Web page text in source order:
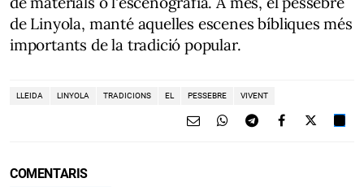
de Linyola, manté aquelles escenes bíbliques més
importants de la tradició popular.
LLEIDA LINYOLA TRADICIONS EL PESSEBRE VIVENT
COMENTARIS